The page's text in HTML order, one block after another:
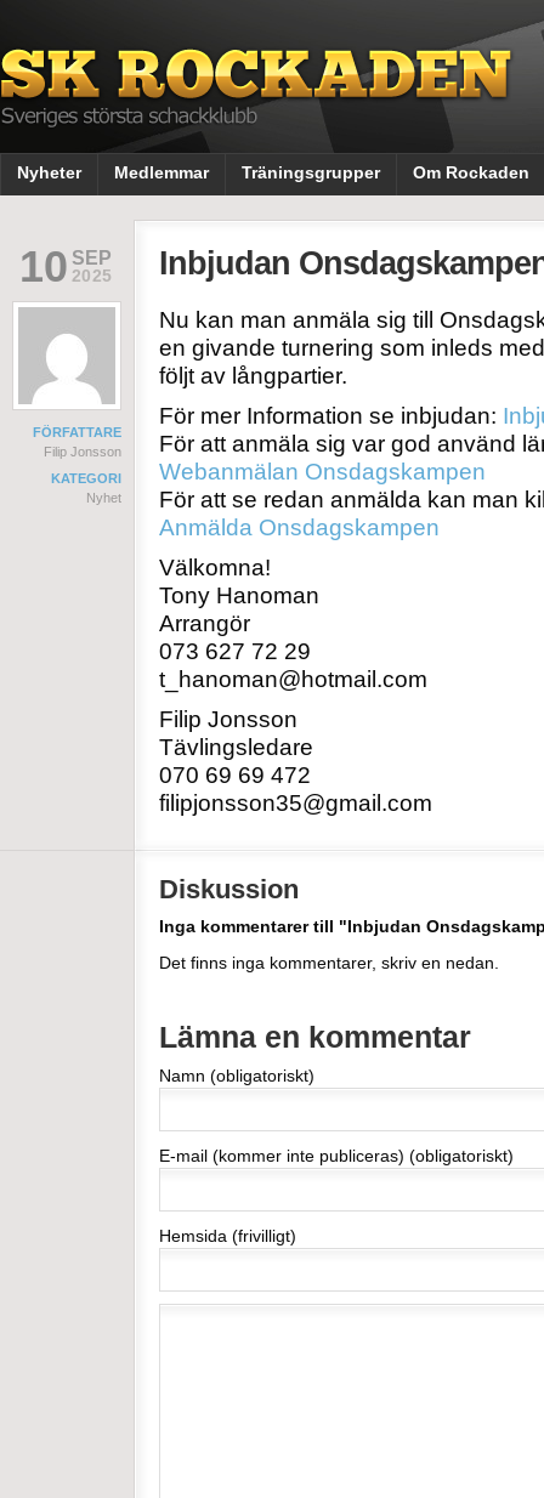
Nyheter Medlemmar Träningsgrupper Om Rockaden
10 SEP
2025
FÖRFATTARE
Filip Jonsson
KATEGORI
Nyhet
Inbjudan
Nu kan man anmäla sig till
en givande turnering som inleds
följt av långpartier.
För mer Information se inbjudan:
För att anmäla sig var god använd
Webanmälan Onsdagskampen
För att se redan anmälda kan man
Anmälda Onsdagskampen
Välkomna!
Tony Hanoman
Arrangör
073 627 72 29
t_hanoman@hotmail.com
Filip Jonsson
Tävlingsledare
070 69 69 472
filipjonsson35@gmail.com
Diskussion
Inga kommentarer till "Inbjudan
Det finns inga kommentarer, skriv en nedan.
Lämna en kommentar
Namn (obligatoriskt)
E-mail (kommer inte publiceras) (obligatoriskt)
Hemsida (frivilligt)